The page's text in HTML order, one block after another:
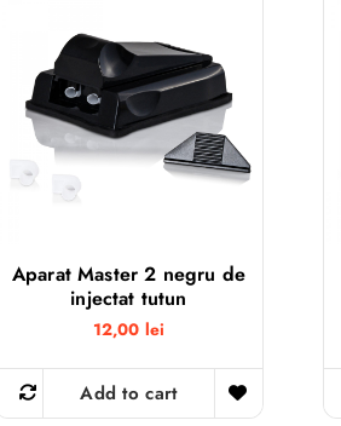
Aparat Master 2 negru de
injectat tutun
12,00 lei
Add to cart